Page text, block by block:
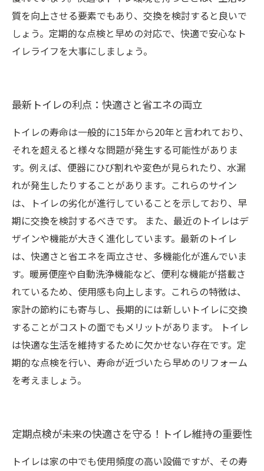
質を向上させる要素でもあり、交換を検討すると良いで
しょう。定期的な点検と早めの対応で、快適で安心なト
イレライフを大事にしましょう。
最新トイレの利点：快適さと省エネの両立
トイレの寿命は一般的に15年から20年と言われており、
それを超えると様々な問題が発生する可能性がありま
す。例えば、便器にひび割れや変色が見られたり、水漏
れが発生したりすることがあります。これらのサイン
は、トイレの劣化が進行していることを示しており、早
期に交換を検討するべきです。 また、最近のトイレはデ
ザインや機能が大きく進化しています。最新のトイレ
は、快適さと省エネを両立させ、多機能化が進んでいま
す。暖房便座や自動洗浄機能など、便利な機能が搭載さ
れているため、使用感も向上します。これらの特徴は、
家計の節約にも寄与し、長期的には新しいトイレに交換
することがコストの面でもメリットがあります。 トイレ
は快適な生活を維持するために欠かせない存在です。定
期的な点検を行い、寿命が近づいたら早めのリフォーム
を考えましょう。
定期点検が未来の快適さを守る！トイレ維持の重要性
トイレは家の中でも使用頻度の高い設備ですが、その寿